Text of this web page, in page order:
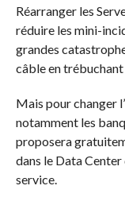
Réarranger les
réduire les mini-
grandes
câble en trébuchant
Mais pour changer
notamment les
proposera
dans le Data
service.